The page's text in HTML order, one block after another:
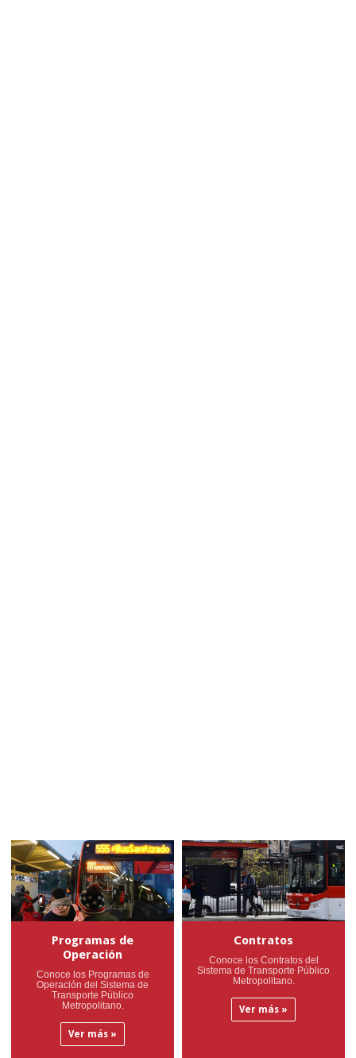
Programas de
Operación
Conoce los Programas de
Operación del Sistema de
Transporte Público
Metropolitano.
Ver más »
Contratos
Conoce los Contratos del
Sistema de Transporte Público
Metropolitano.
Ver más »